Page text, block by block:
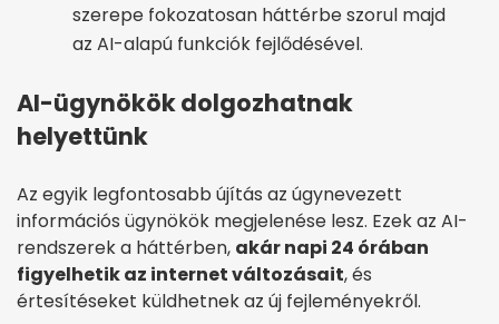
szerepe fokozatosan háttérbe szorul majd
az AI-alapú funkciók fejlődésével.
AI-ügynökök dolgozhatnak
helyettünk
Az egyik legfontosabb újítás az úgynevezett
információs ügynökök megjelenése lesz. Ezek az AI-
rendszerek a háttérben, akár napi 24 órában
figyelhetik az internet változásait, és
értesítéseket küldhetnek az új fejleményekről.